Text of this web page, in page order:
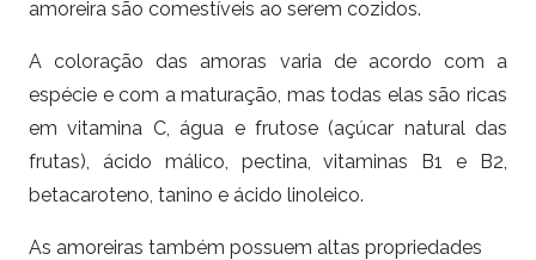
amoreira são comestíveis ao serem cozidos.
A coloração das amoras varia de acordo com a
espécie e com a maturação, mas todas elas são ricas
em vitamina C, água e frutose (açúcar natural das
frutas), ácido málico, pectina, vitaminas B1 e B2,
betacaroteno, tanino e ácido linoleico.
As amoreiras também possuem altas propriedades